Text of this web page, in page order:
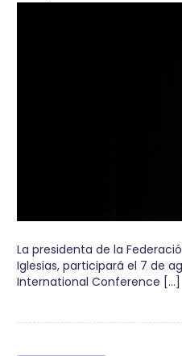
La presidenta de la
Iglesias, participará el 7 de
International Conference […]